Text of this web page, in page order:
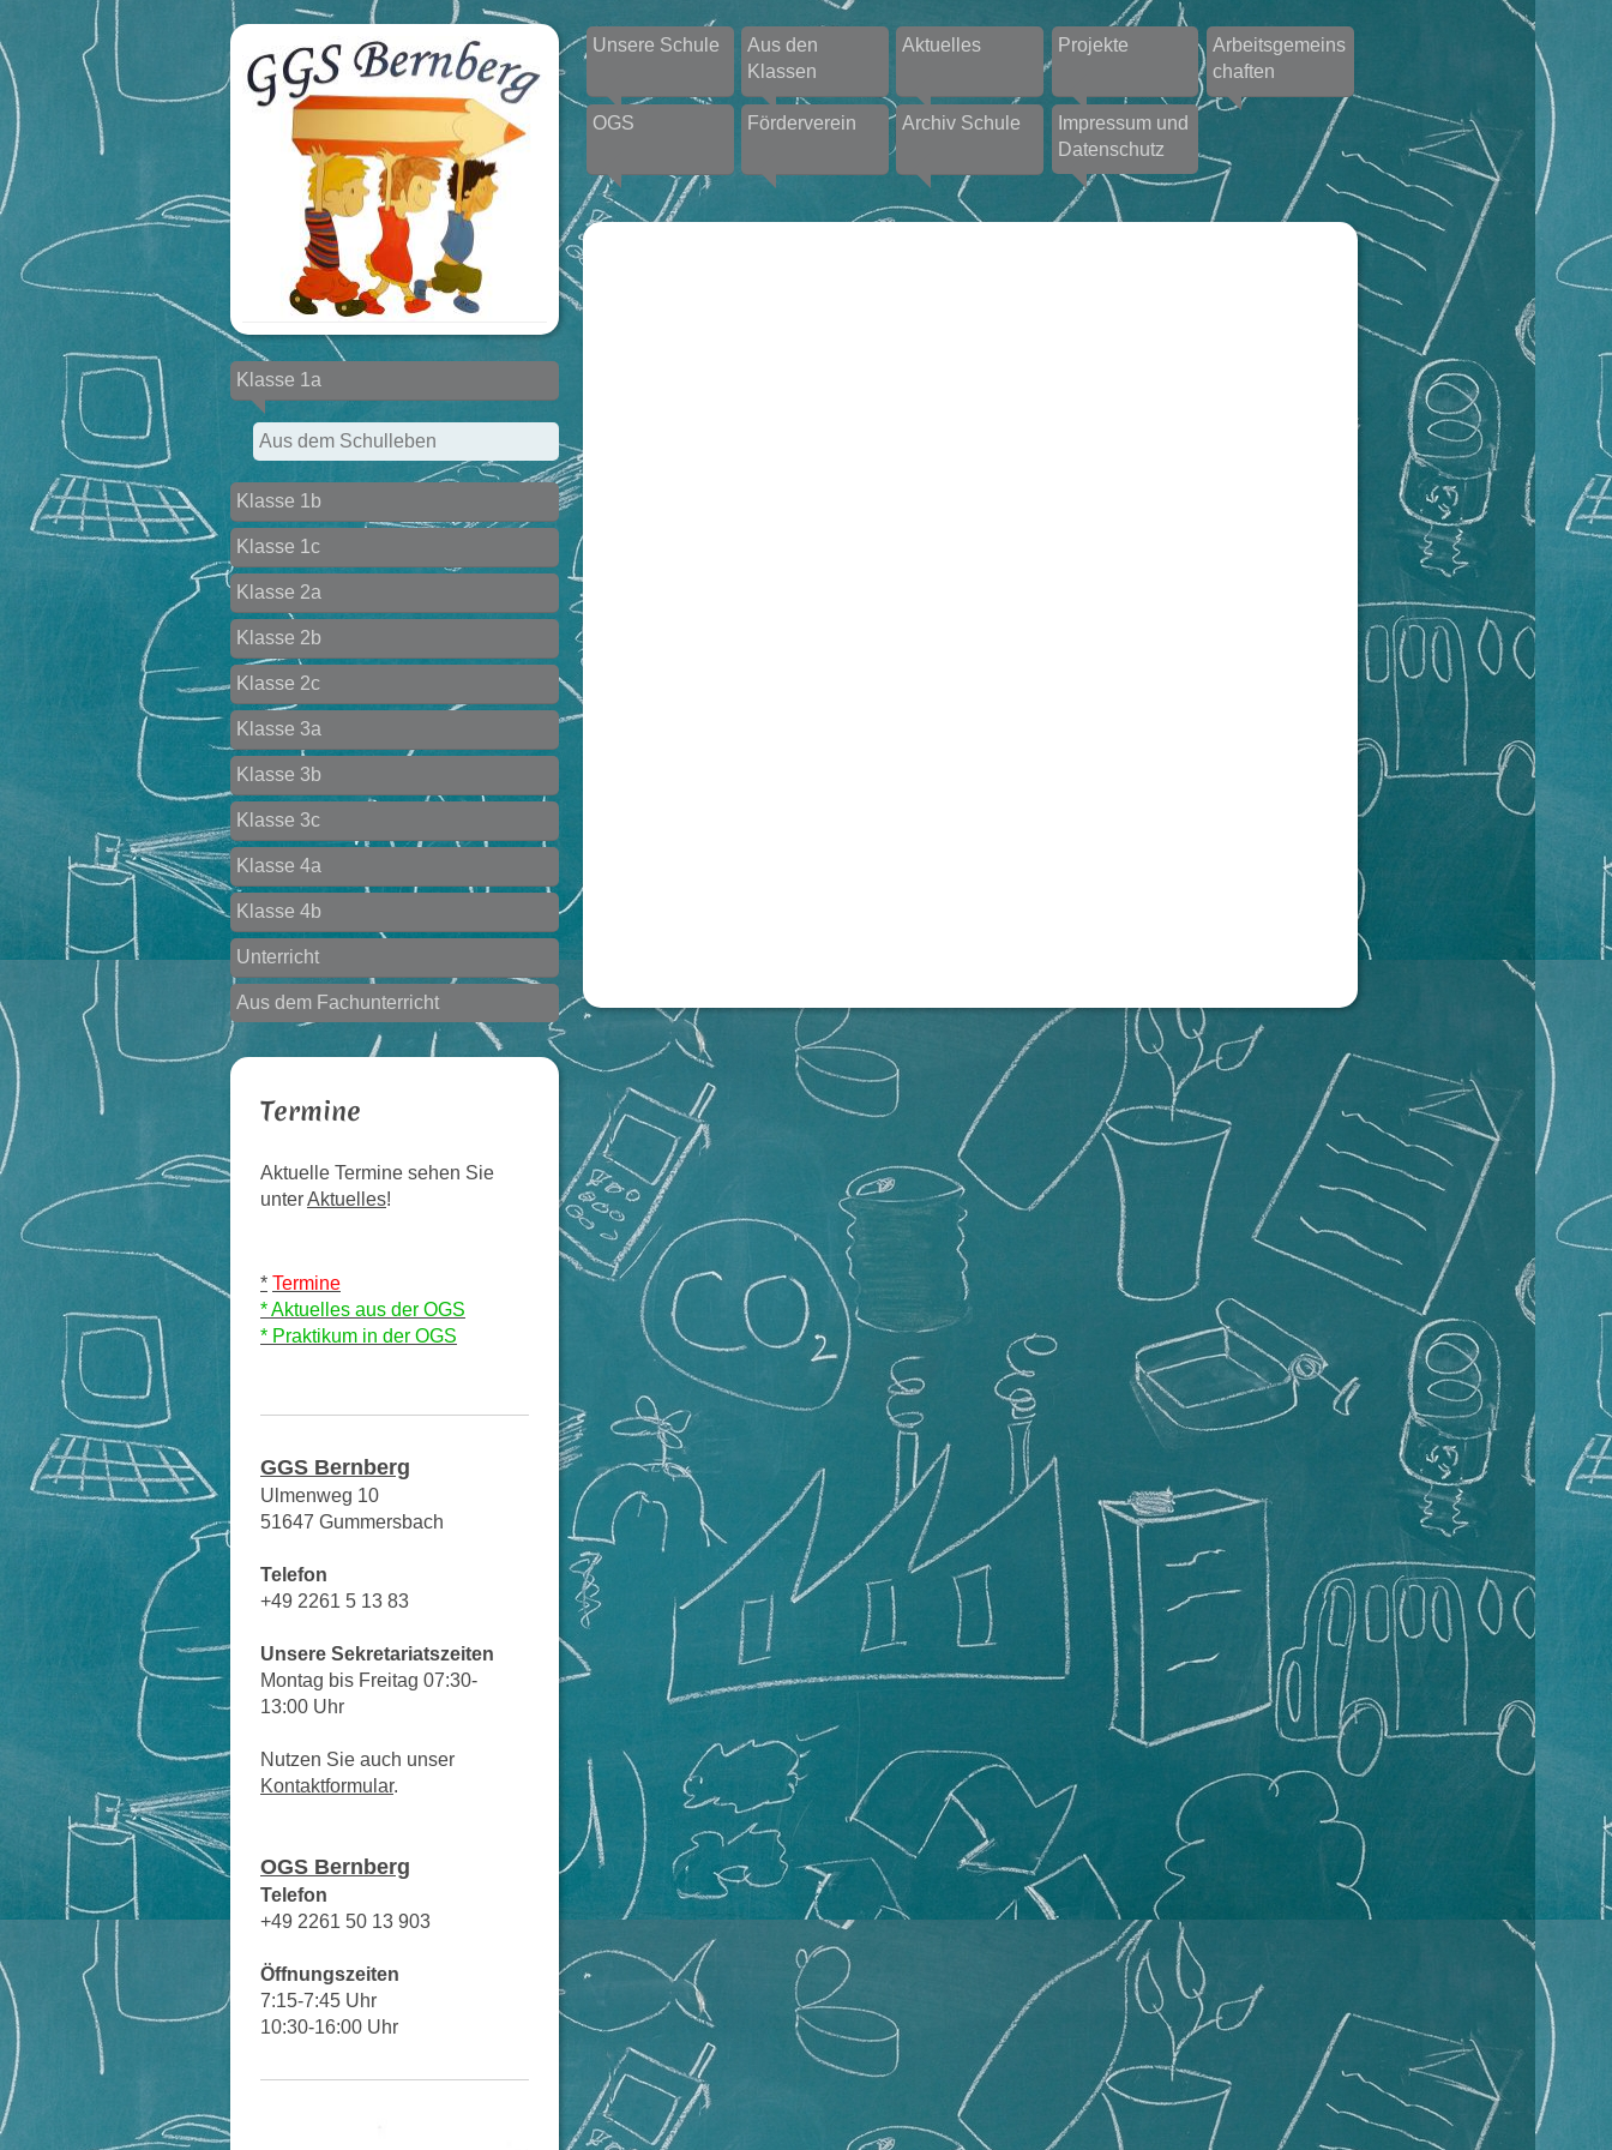
Klasse 1a
Aus dem Schulleben
Klasse 1b
Klasse 1c
Klasse 2a
Klasse 2b
Klasse 2c
Klasse 3a
Klasse 3b
Klasse 3c
Klasse 4a
Klasse 4b
Unterricht
Aus dem Fachunterricht
Termine
Aktuelle Termine sehen Sie
unterAktuelles!
* Termine
* Aktuelles aus der OGS
* Praktikum in der OGS
GGS Bernberg
Ulmenweg 10
51647 Gummersbach
Telefon
+49 2261 5 13 83
Unsere Sekretariatszeiten
Montag bis Freitag 07:30-
13:00 Uhr
Nutzen Sie auch unser
Kontaktformular.
OGS Bernberg
Telefon
+49 2261 50 13 903
Öffnungszeiten
7:15-7:45 Uhr
10:30-16:00 Uhr
Unsere Schule
Aus den
Klassen
Aktuelles Projekte
Arbeitsgemeins
chaften
OGS Förderverein Archiv Schule
Impressum und
Datenschutz